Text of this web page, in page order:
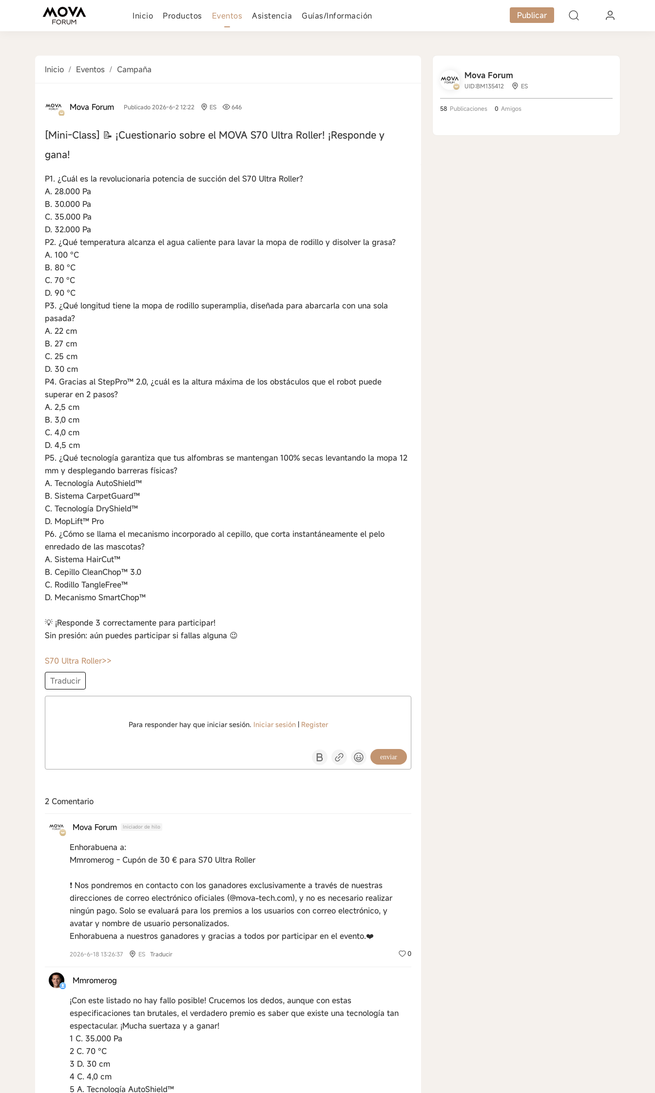
Inicio Productos Eventos Asistencia Guías/Información Publicar
Inicio / Eventos / Campaña
Mova Forum Publicado 2026-6-2 12:22 ES 646
[Mini-Class] 📝 ¡Cuestionario sobre el MOVA S70 Ultra Roller! ¡Responde y
gana!
P1. ¿Cuál es la revolucionaria potencia de succión del S70 Ultra Roller?
A. 28.000 Pa
B. 30.000 Pa
C. 35.000 Pa
D. 32.000 Pa
P2. ¿Qué temperatura alcanza el agua caliente para lavar la mopa de rodillo y disolver la grasa?
A. 100 °C
B. 80 °C
C. 70 °C
D. 90 °C
P3. ¿Qué longitud tiene la mopa de rodillo superamplia, diseñada para abarcarla con una sola
pasada?
A. 22 cm
B. 27 cm
C. 25 cm
D. 30 cm
P4. Gracias al StepPro™ 2.0, ¿cuál es la altura máxima de los obstáculos que el robot puede
superar en 2 pasos?
A. 2,5 cm
B. 3,0 cm
C. 4,0 cm
D. 4,5 cm
P5. ¿Qué tecnología garantiza que tus alfombras se mantengan 100% secas levantando la mopa 12
mm y desplegando barreras físicas?
A. Tecnología AutoShield™
B. Sistema CarpetGuard™
C. Tecnología DryShield™
D. MopLift™ Pro
P6. ¿Cómo se llama el mecanismo incorporado al cepillo, que corta instantáneamente el pelo
enredado de las mascotas?
A. Sistema HairCut™
B. Cepillo CleanChop™ 3.0
C. Rodillo TangleFree™
D. Mecanismo SmartChop™
💡 ¡Responde 3 correctamente para participar!
Sin presión: aún puedes participar si fallas alguna 😉
S70 Ultra Roller>>
Traducir
Para responder hay que iniciar sesión. Iniciar sesión| Register
enviar
2 Comentario
Mova Forum Iniciador de hilo
Enhorabuena a:
Mmromerog - Cupón de 30 € para S70 Ultra Roller
❗️ Nos pondremos en contacto con los ganadores exclusivamente a través de nuestras
direcciones de correo electrónico oficiales (@mova-tech.com), y no es necesario realizar
ningún pago. Solo se evaluará para los premios a los usuarios con correo electrónico, y
avatar y nombre de usuario personalizados.
Enhorabuena a nuestros ganadores y gracias a todos por participar en el evento.❤️
0
2026-6-18 13:26:37 ES Traducir
Mmromerog
¡Con este listado no hay fallo posible! Crucemos los dedos, aunque con estas
especificaciones tan brutales, el verdadero premio es saber que existe una tecnología tan
espectacular. ¡Mucha suertaza y a ganar!
1 C. 35.000 Pa
2 C. 70 °C
3 D. 30 cm
4 C. 4,0 cm
5 A. Tecnología AutoShield™
Mova Forum
UID:BM135412 ES
58 Publicaciones 0 Amigos